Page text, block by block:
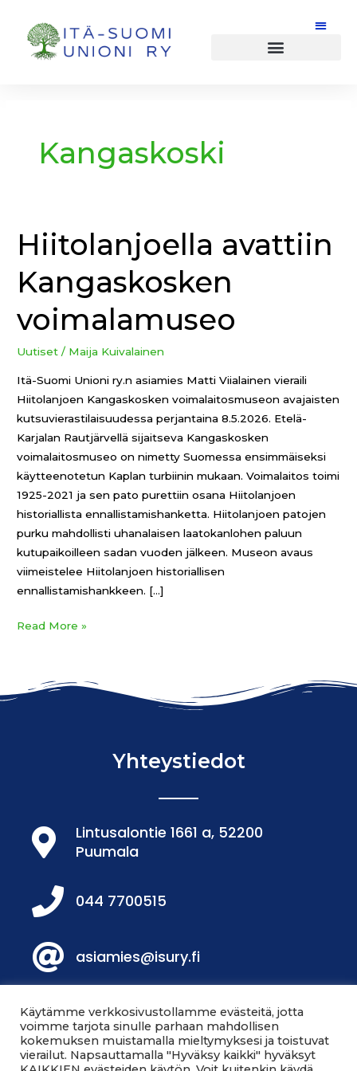
sisältöön
Kangaskoski
Hiitolanjoella avattiin
Kangaskosken
voimalamuseo
Uutiset / Maija Kuivalainen
Itä-Suomi Unioni ry.n asiamies Matti Viialainen vieraili
Hiitolanjoen Kangaskosken voimalaitosmuseon avajaisten
kutsuvierastilaisuudessa perjantaina 8.5.2026. Etelä-
Karjalan Rautjärvellä sijaitseva Kangaskosken
voimalaitosmuseo on nimetty Suomessa ensimmäiseksi
käytteenotetun Kaplan turbiinin mukaan. Voimalaitos toimi
1925-2021 ja sen pato purettiin osana Hiitolanjoen
historiallista ennallistamishanketta. Hiitolanjoen patojen
purku mahdollisti uhanalaisen laatokanlohen paluun
kutupaikoilleen sadan vuoden jälkeen. Museon avaus
viimeistelee Hiitolanjoen historiallisen
ennallistamishankkeen. […]
Hiitolanjoella
avattiin
Kangaskosken
voimalamuseo
Read More »
Yhteystiedot
Lintusalontie 1661 a, 52200
Puumala
044 7700515
asiamies@isury.fi
Löydät meidät Facebookista!
Löydät meidät myös
Käytämme verkkosivustollamme evästeitä, jotta
voimme tarjota sinulle parhaan mahdollisen
kokemuksen muistamalla mieltymyksesi ja toistuvat
vierailut. Napsauttamalla "Hyväksy kaikki" hyväksyt